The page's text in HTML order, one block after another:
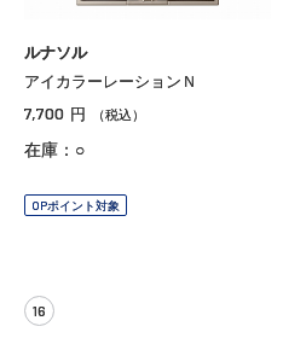
ルナソル
アイカラーレーションＮ
7,700 円 （税込）
在庫：○
OPポイント対象
16